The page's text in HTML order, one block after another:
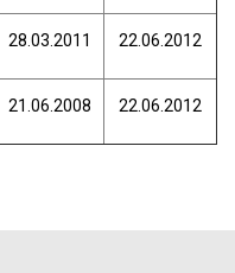
28.03.2011 22.06.2012
21.06.2008 22.06.2012